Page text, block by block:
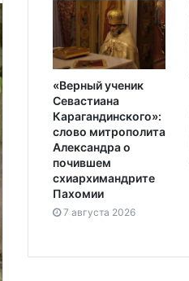
«Верный ученик
Севастиана
Карагандинского»:
слово митрополита
Александра о
почившем
схиархимандрите
Пахомии
7 августа 2026